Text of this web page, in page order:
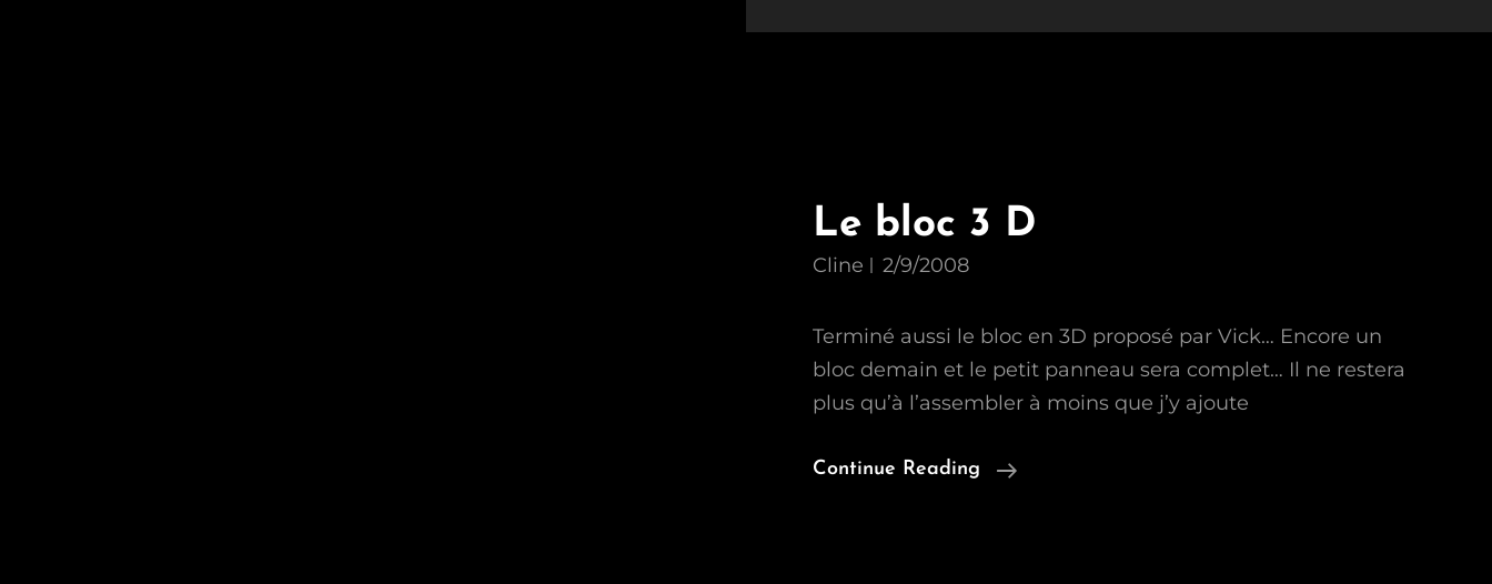
Le bloc 3 D
Cline 2/9/2008
Terminé aussi le bloc en 3D proposé par Vick… Encore un
bloc demain et le petit panneau sera complet… Il ne restera
plus qu’à l’assembler à moins que j’y ajoute
Continue Reading
Le